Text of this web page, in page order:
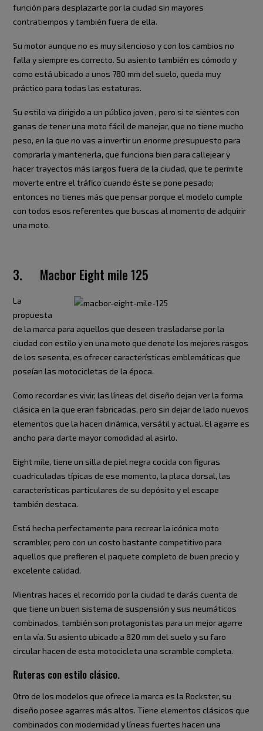
función para desplazarte por la ciudad sin mayores
contratiempos y también fuera de ella.
Su motor aunque no es muy silencioso y con los cambios no
falla y siempre es correcto. Su asiento también es cómodo y
como está ubicado a unos 780 mm del suelo, queda muy
práctico para todas las estaturas.
Su estilo va dirigido a un público joven , pero si te sientes con
ganas de tener una moto fácil de manejar, que no tiene mucho
peso, en la que no vas a invertir un enorme presupuesto para
comprarla y mantenerla, que funciona bien para callejear y
hacer trayectos más largos fuera de la ciudad, que te permite
moverte entre el tráfico cuando éste se pone pesado;
entonces no tienes más que pensar porque el modelo cumple
con todos esos referentes que buscas al momento de adquirir
una moto.
3. Macbor Eight mile 125
La
propuesta
de la marca para aquellos que deseen trasladarse por la
ciudad con estilo y en una moto que denote los mejores rasgos
de los sesenta, es ofrecer características emblemáticas que
poseían las motocicletas de la época.
Como recordar es vivir, las líneas del diseño dejan ver la forma
clásica en la que eran fabricadas, pero sin dejar de lado nuevos
elementos que la hacen dinámica, versátil y actual. El agarre es
ancho para darte mayor comodidad al asirlo.
Eight mile, tiene un silla de piel negra cocida con figuras
cuadriculadas típicas de ese momento, la placa dorsal, las
características particulares de su depósito y el escape
también destaca.
Está hecha perfectamente para recrear la icónica moto
scrambler, pero con un costo bastante competitivo para
aquellos que prefieren el paquete completo de buen precio y
excelente calidad.
Mientras haces el recorrido por la ciudad te darás cuenta de
que tiene un buen sistema de suspensión y sus neumáticos
combinados, también son protagonistas para un mejor agarre
en la vía. Su asiento ubicado a 820 mm del suelo y su faro
circular hacen de esta motocicleta una scramble completa.
Ruteras con estilo clásico.
Otro de los modelos que ofrece la marca es la Rockster, su
diseño posee agarres más altos. Tiene elementos clásicos que
combinados con modernidad y líneas fuertes hacen una